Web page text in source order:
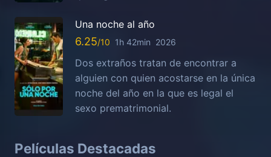
Una noche al año
6.25 1h 42min 2026
Dos extraños tratan de encontrar a
alguien con quien acostarse en la única
noche del año en la que es legal el
sexo prematrimonial.
Películas Destacadas